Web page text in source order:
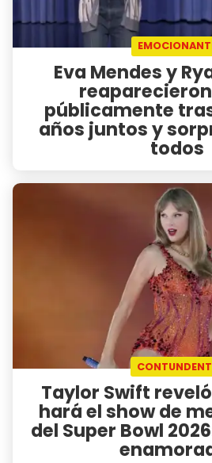
Eva Mendes y
públicamente
años juntos y
todos
Taylor Swift
hará el show de
del Super Bowl